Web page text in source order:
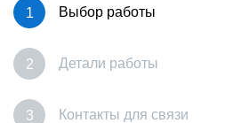
Выбор работы
Детали работы
Контакты для связи